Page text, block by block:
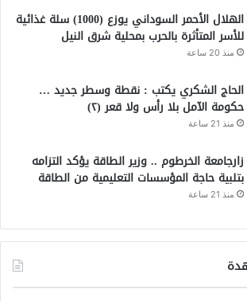
الهلال الأحمر السوداني يوزع (1000) سلة غذائية
للأسر المتأثرة بالحرب بمحلية شرق النيل
منذ 20 ساعة
الحاج الشكري يكتب : نقطة وسطر جديد …
حكومة الآمل بلا رأس ولا قعر (٢)
منذ 21 ساعة
زارجامعة الخرطوم .. وزير الطاقة يؤكد التزامه
بتلبية حاجة المؤسسات التعليمية من الطاقة
منذ 21 ساعة